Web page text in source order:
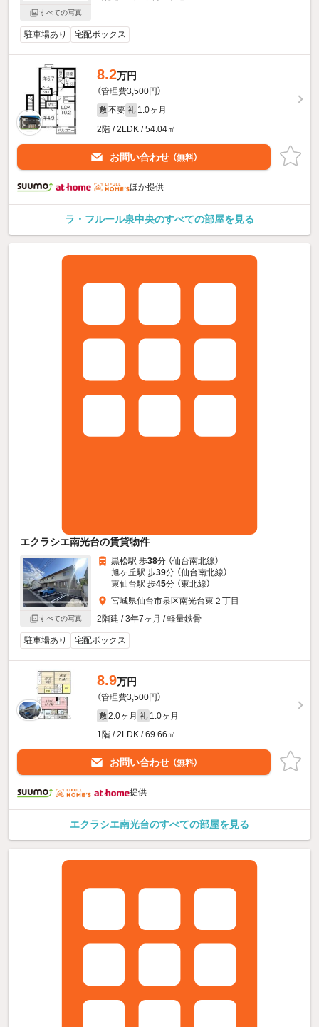
すべての写真
駐車場あり 宅配ボックス
8.2万円
（管理費3,500円）
敷 不要 礼 1.0ヶ月
2階 / 2LDK / 54.04㎡
お問い合わせ （無料）
ほか提供
ラ・フルール泉中央のすべての部屋を見る
エクラシエ南光台の賃貸物件
すべての写真
黒松駅 歩38分 （仙台南北線）
旭ヶ丘駅 歩39分 （仙台南北線）
東仙台駅 歩45分 （東北線）
宮城県仙台市泉区南光台東２丁目
2階建 / 3年7ヶ月 / 軽量鉄骨
駐車場あり 宅配ボックス
8.9万円
（管理費3,500円）
敷 2.0ヶ月 礼 1.0ヶ月
1階 / 2LDK / 69.66㎡
お問い合わせ （無料）
提供
エクラシエ南光台のすべての部屋を見る